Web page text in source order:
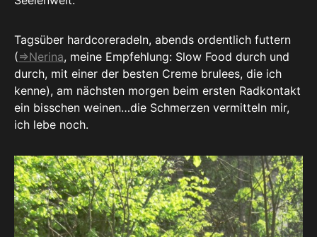
Tagsüber hardcoreradeln, abends ordentlich futtern
(=>Nerina, meine Empfehlung: Slow Food durch und
durch, mit einer der besten Creme brulees, die ich
kenne), am nächsten morgen beim ersten Radkontakt
ein bisschen weinen…die Schmerzen vermitteln mir,
ich lebe noch.